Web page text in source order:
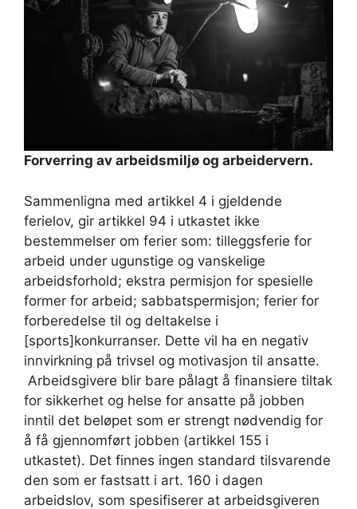
Forverring av arbeidsmiljø og arbeidervern.
Sammenligna med artikkel 4 i gjeldende
ferielov, gir artikkel 94 i utkastet ikke
bestemmelser om ferier som: tilleggsferie for
arbeid under ugunstige og vanskelige
arbeidsforhold; ekstra permisjon for spesielle
former for arbeid; sabbatspermisjon; ferier for
forberedelse til og deltakelse i
[sports]konkurranser. Dette vil ha en negativ
innvirkning på trivsel og motivasjon til ansatte.
Arbeidsgivere blir bare pålagt å finansiere tiltak
for sikkerhet og helse for ansatte på jobben
inntil det beløpet som er strengt nødvendig for
å få gjennomført jobben (artikkel 155 i
utkastet). Det finnes ingen standard tilsvarende
den som er fastsatt i art. 160 i dagen
arbeidslov, som spesifiserer at arbeidsgiveren